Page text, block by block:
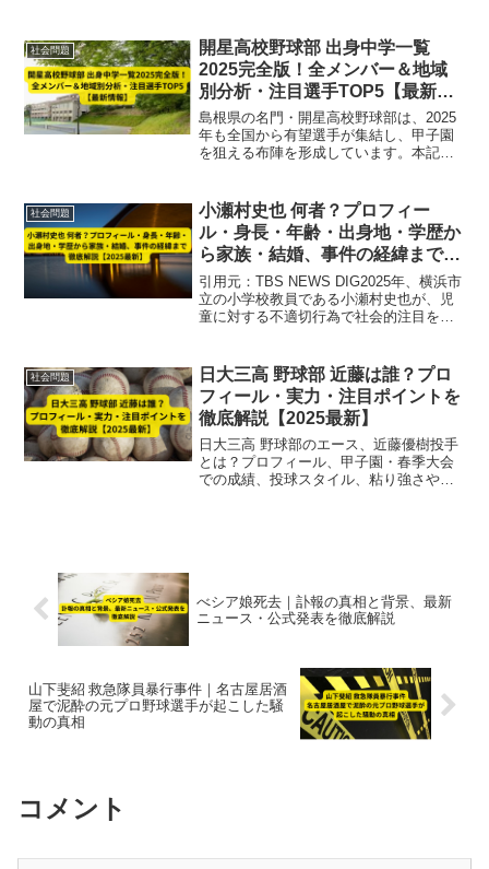
力の秘密に迫る必読ガイド！
社会問題
開星高校野球部 出身中学一覧
2025完全版！全メンバー＆地域
別分析・注目選手TOP5【最新情
報】
島根県の名門・開星高校野球部は、2025
年も全国から有望選手が集結し、甲子園
を狙える布陣を形成しています。本記事
目選手トップ5、さらに戦力分析まで詳し
く解説します...
社会問題
小瀬村史也 何者？プロフィー
ル・身長・年齢・出身地・学歴か
ら家族・結婚、事件の経緯まで徹
底解説【2025最新】
引用元：TBS NEWS DIG2025年、横浜市
立の小学校教員である小瀬村史也が、児
童に対する不適切行為で社会的注目を集
情報から事件の経緯・法的手続き・社会
的影響まで...
社会問題
日大三高 野球部 近藤は誰？プロ
フィール・実力・注目ポイントを
徹底解説【2025最新】
日大三高 野球部のエース、近藤優樹投手
とは？プロフィール、甲子園・春季大会
での成績、投球スタイル、粘り強さや注
べシア娘死去｜訃報の真相と背景、最新
ニュース・公式発表を徹底解説
山下斐紹 救急隊員暴行事件｜名古屋居酒
屋で泥酔の元プロ野球選手が起こした騒
動の真相
コメント